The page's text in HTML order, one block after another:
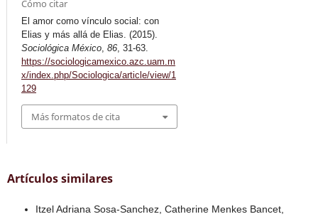
Cómo citar
El amor como vínculo social: con
Elias y más allá de Elias. (2015).
Sociológica México 86 , 31-63.
https://sociologicamexico.azc.uam.m
x/index.php/Sociologica/article/view/1
129
Más formatos de cita
Artículos similares
Itzel Adriana Sosa-Sanchez, Catherine Menkes Bancet,